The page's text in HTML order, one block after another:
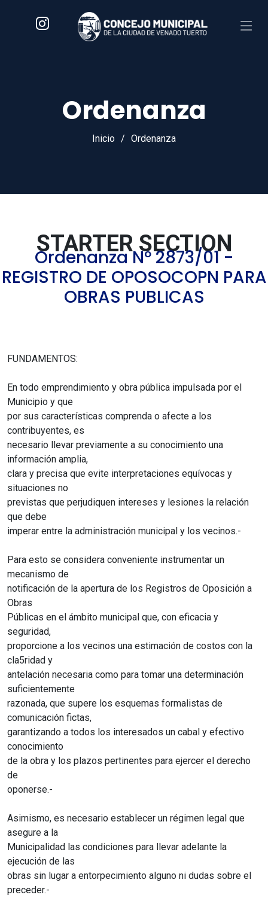
Ordenanza
Inicio Ordenanza
STARTER SECTION
Ordenanza Nº 2873/01 -
REGISTRO DE OPOSOCOPN PARA
OBRAS PUBLICAS
FUNDAMENTOS:
En todo emprendimiento y obra pública impulsada por el
Municipio y que
por sus características comprenda o afecte a los
contribuyentes, es
necesario llevar previamente a su conocimiento una
información amplia,
clara y precisa que evite interpretaciones equívocas y
situaciones no
previstas que perjudiquen intereses y lesiones la relación
que debe
imperar entre la administración municipal y los vecinos.-
Para esto se considera conveniente instrumentar un
mecanismo de
notificación de la apertura de los Registros de Oposición a
Obras
Públicas en el ámbito municipal que, con eficacia y
seguridad,
proporcione a los vecinos una estimación de costos con la
cla5ridad y
antelación necesaria como para tomar una determinación
suficientemente
razonada, que supere los esquemas formalistas de
comunicación fictas,
garantizando a todos los interesados un cabal y efectivo
conocimiento
de la obra y los plazos pertinentes para ejercer el derecho
de
oponerse.-
Asimismo, es necesario establecer un régimen legal que
asegure a la
Municipalidad las condiciones para llevar adelante la
ejecución de las
obras sin lugar a entorpecimiento alguno ni dudas sobre el
preceder.-